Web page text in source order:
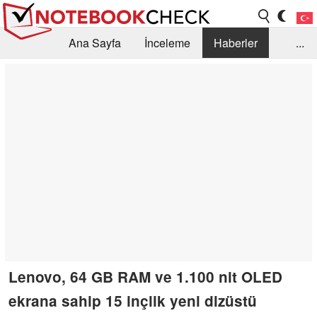
Ana Sayfa İnceleme
Haberler
...
Lenovo, 64 GB RAM ve 1.100 nit OLED
ekrana sahip 15 inçlik yeni dizüstü